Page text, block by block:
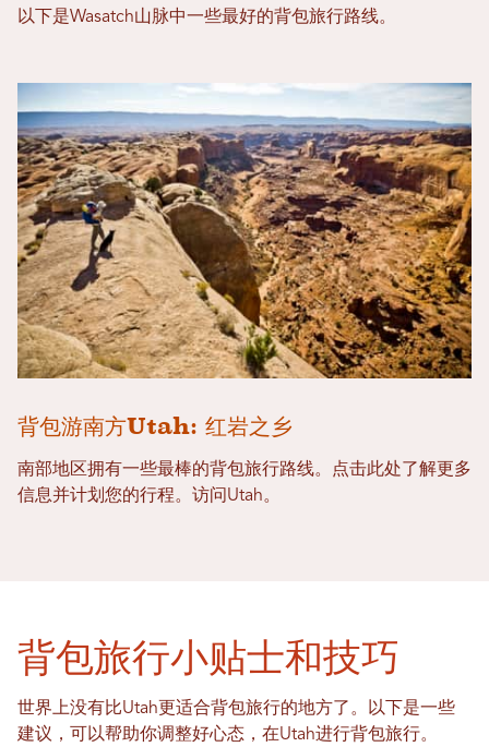
以下是Wasatch山脉中一些最好的背包旅行路线。
背包游南方Utah: 红岩之乡
南部地区拥有一些最棒的背包旅行路线。点击此处了解更多
信息并计划您的行程。访问Utah。
背包旅行小贴士和技巧
世界上没有比Utah更适合背包旅行的地方了。以下是一些
建议，可以帮助你调整好心态，在Utah进行背包旅行。